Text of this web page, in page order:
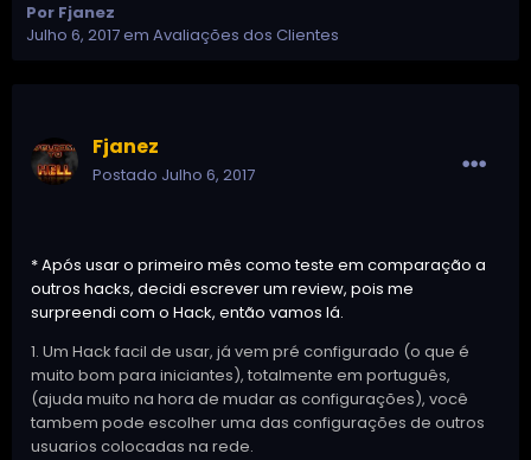
Por Fjanez
Julho 6, 2017em Avaliações dos Clientes
Fjanez
Postado Julho 6, 2017
* Após usar o primeiro mês como teste em comparação a
outros hacks, decidi escrever um review, pois me
surpreendi com o Hack, então vamos lá.
1. Um Hack facil de usar, já vem pré configurado (o que é
muito bom para iniciantes), totalmente em português,
(ajuda muito na hora de mudar as configurações), você
tambem pode escolher uma das configurações de outros
usuarios colocadas na rede.